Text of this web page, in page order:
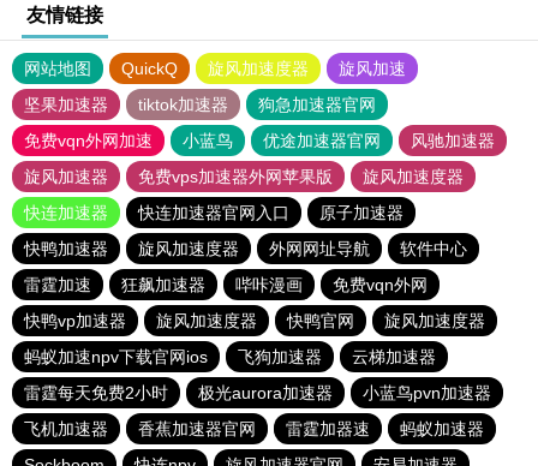
友情链接
网站地图 QuickQ 旋风加速度器
旋风加速
坚果加速器
tiktok加速器
狗急加速器官网
免费vqn外网加速
小蓝鸟 优途加速器官网
风驰加速器
旋风加速器
免费vps加速器外网苹果版
旋风加速度器
快连加速器
快连加速器官网入口
原子加速器
快鸭加速器
旋风加速度器 外网网址导航
软件中心
雷霆加速
狂飙加速器 哔咔漫画
免费vqn外网
快鸭vp加速器
旋风加速度器 快鸭官网
旋风加速度器
蚂蚁加速npv下载官网ios
飞狗加速器
云梯加速器
雷霆每天免费2小时
极光aurora加速器
小蓝鸟pvn加速器
飞机加速器
香蕉加速器官网 雷霆加器速
蚂蚁加速器